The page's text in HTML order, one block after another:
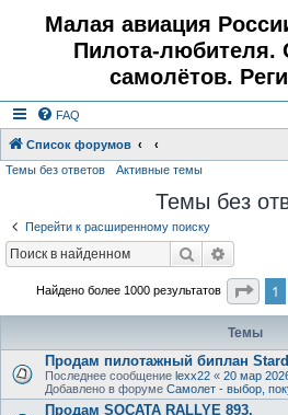
Малая авиация
Пилота-любителя.
самолётов.
FAQ
Список форумов
Темы без ответов Активные темы
Темы без
Перейти к расширенному поиску
Поиск
Найдено более 1000 результатов 1
Темы
Продам пилотажный биплан
Последнее сообщение lexx22 « 20 мар
Добавлено в форуме Самолет - выбор,
Продам SOCATA RALLYE 893,